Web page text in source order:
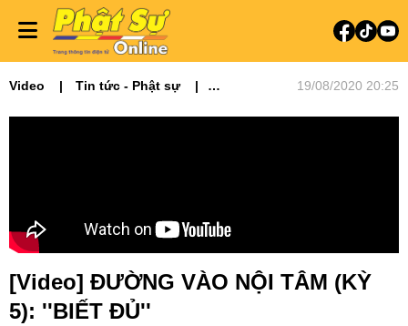
Video
Tin tức - Phật sự
19/08/2020 20:25
[Video] ĐƯỜNG VÀO NỘI TÂM (KỲ
5): ''BIẾT ĐỦ''